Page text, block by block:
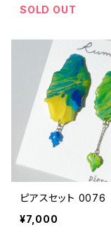
グレー
ブラウン
ゴールド
黒
ベージュ
ブラウン
SOLD OUT
ピアスセット 0076
¥7,000